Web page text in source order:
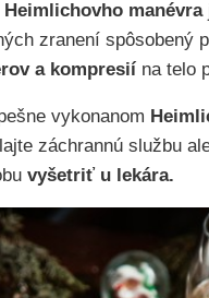
manévra
zranení spôsobený
a kompresií na telo
vykonanom
záchrannú službu
vyšetriť u lekára.